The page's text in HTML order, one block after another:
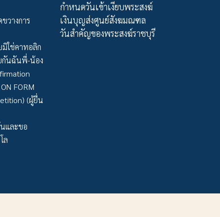
วางการ
ใช่คาทอลิก
กันฉันพี่-น้อง
FORM
(ผู้ยื่น
นและขอ
ล
กำหนดวันเข้าเงียบพระสงฆ์
เงินบุญส่งศูนย์สังฆมณฑล
วันสำคัญของพระสงฆ์ราชบุรี